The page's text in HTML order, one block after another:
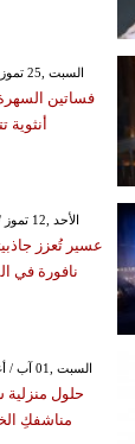
GMT 09:39 2026 السبت ,25 تموز / يوليو
فساتين
أنثوية
GMT 16:13 2026 الأحد ,12 تموز / يوليو
عسير تُعزز
نافورة في
GMT 12:35 2026 السبت ,01 آب / أغسطس
حلول منزلية
مناشفكِ